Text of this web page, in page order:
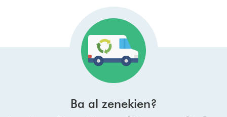
Ba al zenekien?